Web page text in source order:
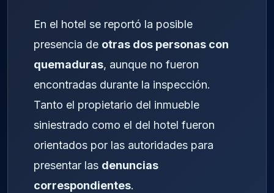
En el hotel se reportó la posible
presencia de otras dos personas con
quemaduras, aunque no fueron
encontradas durante la inspección.
Tanto el propietario del inmueble
siniestrado como el del hotel fueron
orientados por las autoridades para
presentar las denuncias
correspondientes.